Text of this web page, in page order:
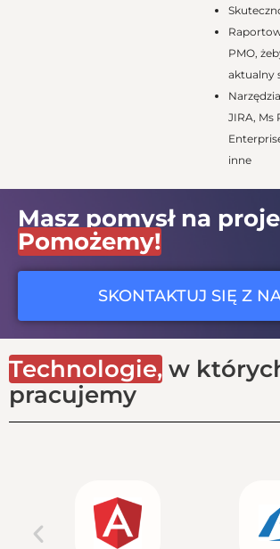
PMO,
aktualny
JIRA, Ms
inne
Masz pomysł na
Pomożemy!
SKONTAKTUJ SIĘ Z
Technologie, w
pracujemy